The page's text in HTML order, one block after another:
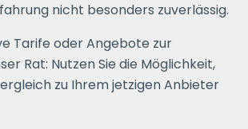
nicht besonders zuverlässig.
Tarife oder Angebote zur
Rat: Nutzen Sie die Möglichkeit,
zu Ihrem jetzigen Anbieter